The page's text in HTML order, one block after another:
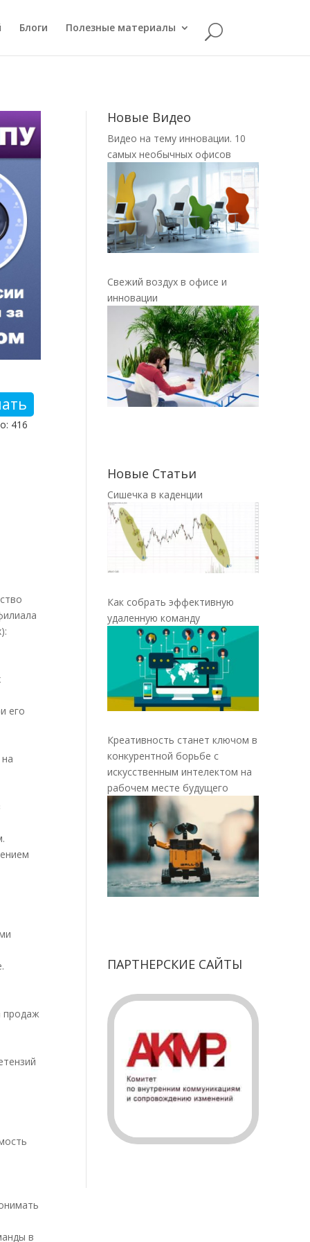
Блоги Полезные материалы
416
его
продаж
в
Новые Видео
Видео на тему инновации. 10
самых необычных офисов
Свежий воздух в офисе и
инновации
Новые Статьи
Сишечка в каденции
Как собрать эффективную
удаленную команду
Креативность станет ключом в
конкурентной борьбе с
искусственным интелектом на
рабочем месте будущего
ПАРТНЕРСКИЕ САЙТЫ